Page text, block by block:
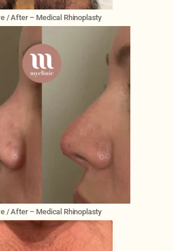
/ After – Medical Rhinoplasty
/ After – Medical Rhinoplasty